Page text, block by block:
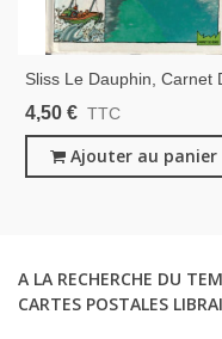
Sliss Le Dauphin, Carnet
Bord, Pierre Baldurinos,
Animaux Marins,
4,50 € TTC
Ajouter au panier
A LA RECHERCHE DU
CARTES POSTALES